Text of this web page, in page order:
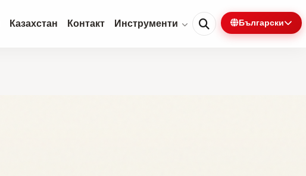
Казахстан Контакт Инструменти Български